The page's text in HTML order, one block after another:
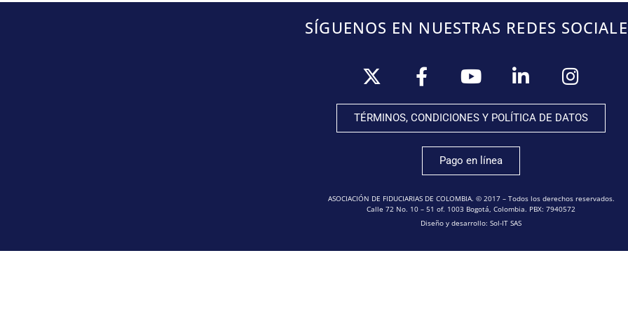
SÍGUENOS EN NUESTRAS REDES
TÉRMINOS, CONDICIONES Y POLÍTICA DE DATOS
Pago en línea
ASOCIACIÓN DE FIDUCIARIAS DE COLOMBIA. © 2017 – Todos los derechos reservados.
Calle 72 No. 10 – 51 of. 1003 Bogotá, Colombia. PBX: 7940572
Diseño y desarrollo: Sol-IT SAS